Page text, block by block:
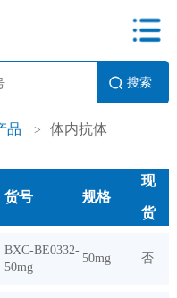
品 > 体内抗体
货号 规格
现
货
BXC-BE0332-
50mg
50mg 否